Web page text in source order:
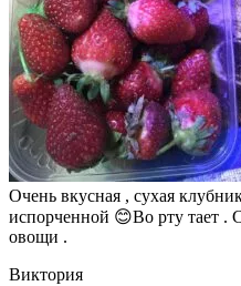
Очень вкусная , сухая
испорченной 😊Во рту тает .
овощи .
Виктория